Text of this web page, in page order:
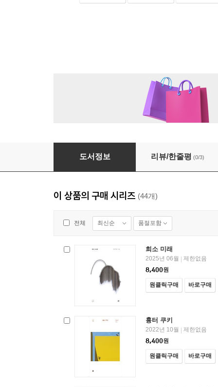
산책 소설
도서정보 리뷰/한줄평 (0/3)
이 상품의 구매 시리즈 (44개)
전체 최신순 품절포함
희소 미래
2025년 06월
제한없음
8,400원
원클릭구매 바로구매
흉터 쿠키
2022년 10월
제한없음
8,400원
원클릭구매 바로구매